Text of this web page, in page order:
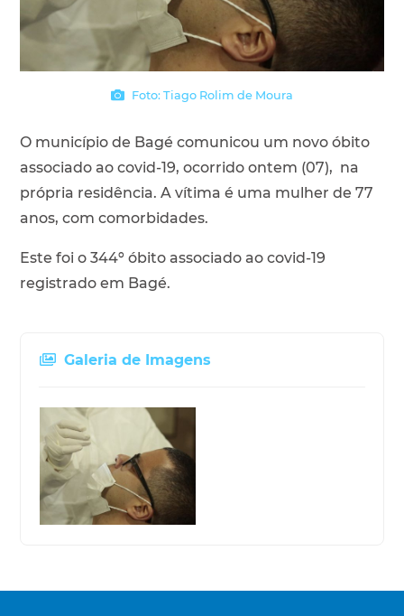
Foto: Tiago Rolim de Moura
O município de Bagé comunicou um novo óbito
associado ao covid-19, ocorrido ontem (07), na
própria residência. A vítima é uma mulher de 77
anos, com comorbidades.
Este foi o 344º óbito associado ao covid-19
registrado em Bagé.
Galeria de Imagens